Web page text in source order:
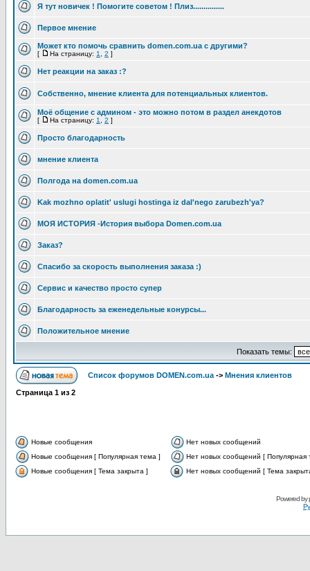
Я тут новичек ! Помогите советом ! Плиз...............
Первое мнение
Может кто помочь сравнить domen.com.ua с другими?
[ На страницу: 1 2 ]
Нет реакции на заказ :?
Собственно, мнение клиента для потенциальных клиентов.
Моё общение с админом - это можно потом в раздел анекдотов
[ На страницу: 1 2 ]
Просто благодарность
мнение клиента
Полгода на domen.com.ua
Kak mozhno oplatit' uslugi hostinga iz dal'nego zarubezh'ya?
МОЯ ИСТОРИЯ -История выбора Domen.com.ua
Заказ?
Спасибо за скорость выполнения заказа :)
Сервис и качество просто супер
Благодарность за еженедельные конурсы...
Положительное мнение
Показать темы:
Список форумов DOMEN.com.ua -> Мнения клиентов
Страница 1 из 2
Новые сообщения
Нет новых сообщений
Новые сообщения [ Популярная тема ]
Нет новых сообщений [ Популярная
Новые сообщения [ Тема закрыта ]
Нет новых сообщений [ Тема
Powered by